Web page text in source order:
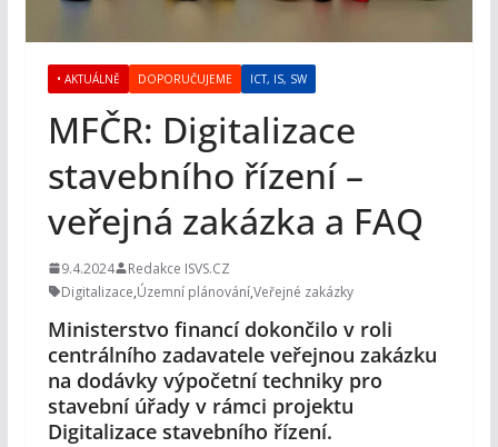
• AKTUÁLNĚ DOPORUČUJEME ICT, IS, SW
MFČR: Digitalizace
stavebního řízení –
veřejná zakázka a FAQ
9.4.2024
Redakce ISVS.CZ
Digitalizace,Územní plánování,Veřejné zakázky
Ministerstvo financí dokončilo v roli
centrálního zadavatele veřejnou zakázku
na dodávky výpočetní techniky pro
stavební úřady v rámci projektu
Digitalizace stavebního řízení.